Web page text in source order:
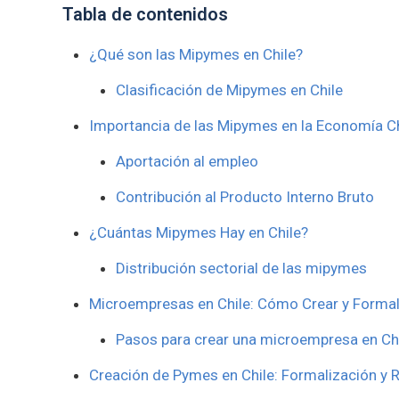
Tabla de contenidos
¿Qué son las Mipymes en Chile?
Clasificación de Mipymes en Chile
Importancia de las Mipymes en la Economía
Aportación al empleo
Contribución al Producto Interno Bruto
¿Cuántas Mipymes Hay en Chile?
Distribución sectorial de las mipymes
Microempresas en Chile: Cómo Crear y
Pasos para crear una microempresa en
Creación de Pymes en Chile: Formalización y